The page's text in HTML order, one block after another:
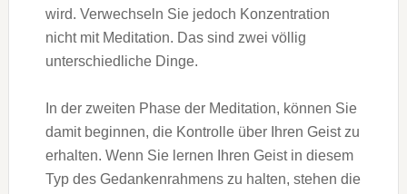
wird. Verwechseln Sie jedoch Konzentration
nicht mit Meditation. Das sind zwei völlig
unterschiedliche Dinge.
In der zweiten Phase der Meditation, können Sie
damit beginnen, die Kontrolle über Ihren Geist zu
erhalten. Wenn Sie lernen Ihren Geist in diesem
Typ des Gedankenrahmens zu halten, stehen die